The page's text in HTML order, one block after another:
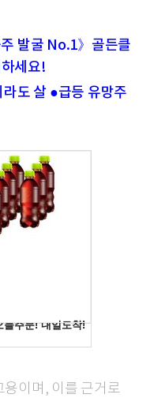
발굴 No.1》골든클
세요!
도 살 ●급등 유망주
용이며, 이를 근거로